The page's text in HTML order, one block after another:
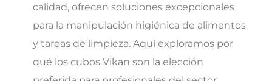
calidad, ofrecen soluciones excepcionales
para la manipulación higiénica de alimentos
y tareas de limpieza. Aquí exploramos por
qué los cubos Vikan son la elección